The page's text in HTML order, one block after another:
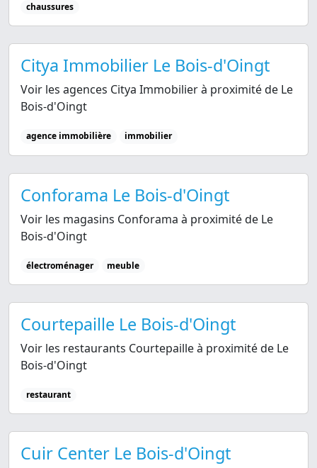
chaussures
Citya Immobilier Le Bois-d'Oingt
Voir les agences Citya Immobilier à proximité de Le
Bois-d'Oingt
agence immobilière immobilier
Conforama Le Bois-d'Oingt
Voir les magasins Conforama à proximité de Le
Bois-d'Oingt
électroménager meuble
Courtepaille Le Bois-d'Oingt
Voir les restaurants Courtepaille à proximité de Le
Bois-d'Oingt
restaurant
Cuir Center Le Bois-d'Oingt